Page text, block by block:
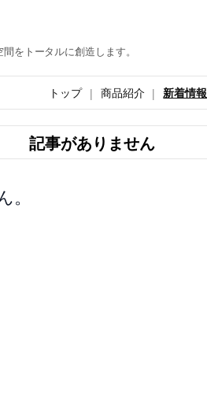
をトータルに創造します。
トップ 商品紹介 新着情報
記事がありません